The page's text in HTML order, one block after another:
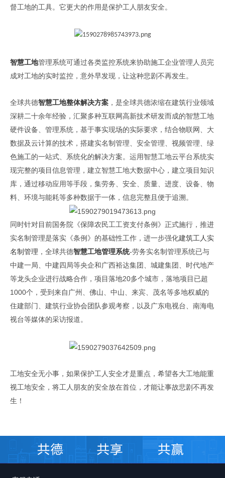
督工地的工具。它更大的作用是保护工人朋友安全。
智慧工地管理系统可通过各类监控系统来协助施工企业管理人员完
成对工地的实时监控，意外早发现，让这种悲剧不再发生。
全球共德智慧工地整体解决方案 ，是全球共德浓缩在建筑行业领域
深耕二十余年经验，汇聚多种互联网高新技术研发而成的智慧工地
硬件设备、管理系统，基于事实现场的实际要求，结合物联网、大
数据及云计算的技术，搭建实名制管理、安全管理、视频管理、绿
色施工的一站式、系统化的解决方案。运用智慧工地云平台系统实
现完整的项目信息管理，建立智慧工地大数据中心，建立项目知识
库，通过移动应用等手段，集劳务、安全、质量、进度、设备、物
料、环境与能耗等多种数据于一体，信息完整且便于追溯。
同时针对目前国务院《保障农民工工资支付条例》正式施行，推进
实名制管理是落实《条例》的基础性工作，进一步强化建筑工人实
名制管理 ，全球共德智慧工地管理系统-劳务实名制管理系统已与
中建一局、中建四局等央企和广西裕达集团、城建集团、时代地产
等龙头企业进行战略合作，项目落地20多个城市，落地项目已超
1000个，受到来自广州、佛山、中山、来宾、茂名等多地权威的
住建部门、建筑行业协会团队参观考察，以及广东电视台、南海电
视台等媒体的采访报道。
工地安全无小事，如果保护工人安全才是重点，希望各大工地能重
视工地安全，将工人朋友的安全放在首位，才能让事故悲剧不再发
生！